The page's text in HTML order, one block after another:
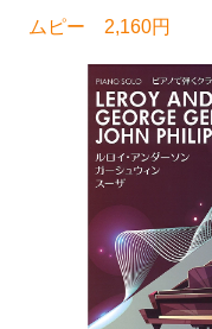
ムピー 2,160円